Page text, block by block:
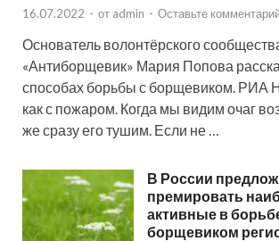
16.07.2022 - от admin - Оставьте
Основатель волонтёрского
«Антиборщевик» Мария Попова
способах борьбы с борщевиком. РИА
как с пожаром. Когда мы видим очаг
же сразу его тушим. Если не …
В России
премировать
активные в
борщевиком